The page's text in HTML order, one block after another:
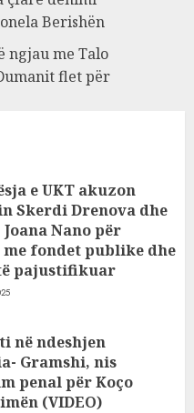
Berishën
ngjau me Talo
flet për
e UKT akuzon
Skerdi Drenova dhe
Joana Nano për
fondet publike dhe
pajustifikuar
në ndeshjen
Gramshi, nis
penal për Koço
(VIDEO)